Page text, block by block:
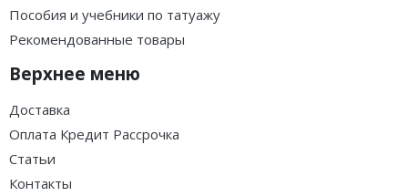
Пособия и учебники по татуажу
Рекомендованные товары
Верхнее меню
Доставка
Оплата Кредит Рассрочка
Статьи
Контакты